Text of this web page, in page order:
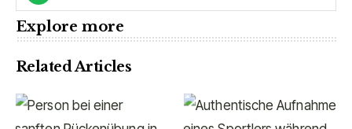
Explore more
Related Articles